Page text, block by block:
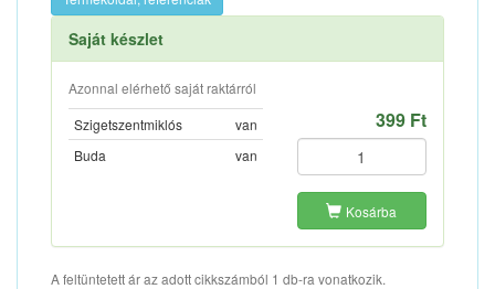
Saját készlet
Azonnal elérhető saját raktárról
Szigetszentmiklós
van
Buda
van
399 Ft
Kosárba
A feltüntetett ár az adott cikkszámból 1 db-ra vonatkozik.